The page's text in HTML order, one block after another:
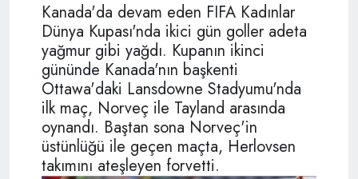
Kanada'da devam eden FIFA Kadınlar
Dünya Kupası'nda ikici gün goller adeta
yağmur gibi yağdı. Kupanın ikinci
gününde Kanada'nın başkenti
Ottawa'daki Lansdowne Stadyumu'nda
ilk maç, Norveç ile Tayland arasında
oynandı. Baştan sona Norveç'in
üstünlüğü ile geçen maçta, Herlovsen
takımını ateşleyen forvetti.